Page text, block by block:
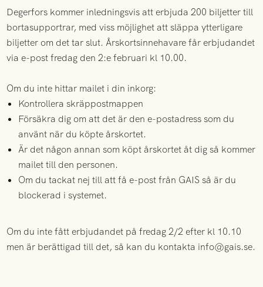
Degerfors kommer inledningsvis att erbjuda 200 biljetter till
bortasupportrar, med viss möjlighet att släppa ytterligare
biljetter om det tar slut. Årskortsinnehavare får erbjudandet
via e-post fredag den 2:e februari kl 10.00.
Om du inte hittar mailet i din inkorg:
Kontrollera skräppostmappen
Försäkra dig om att det är den e-postadress som du
använt när du köpte årskortet.
Är det någon annan som köpt årskortet åt dig så kommer
mailet till den personen.
Om du tackat nej till att få e-post från GAIS så är du
blockerad i systemet.
Om du inte fått erbjudandet på fredag 2/2 efter kl 10.10
men är berättigad till det, så kan du kontakta info@gais.se.